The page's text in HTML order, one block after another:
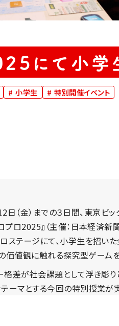
にて小学
# 小学生 # 特別開催イベント
日（金）までの３日間、東京
ロ2025』（主催：日本経済新
ステージにて、小学生を招
価値観に触れる探究型ゲーム
格差が社会課題として浮き彫
ーマとする今回の特別授業が